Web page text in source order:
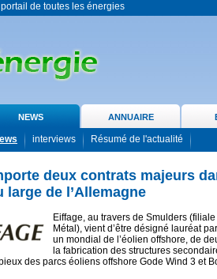
portail de toutes les énergies
NEWS ANNUAIRE
interviews Résumé de l'actualité
deux contrats majeurs
large de l’Allemagne
Eiffage, au travers de Smulders
Métal), vient d’être désigné lauréat
un mondial de l’éolien offshore, de
la fabrication des structures
des parcs éoliens offshore Gode Wind 3 et